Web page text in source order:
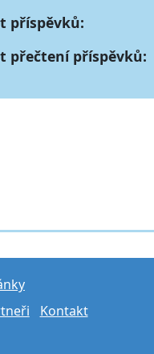
příspěvků:
přečtení příspěvků:
Kontakt